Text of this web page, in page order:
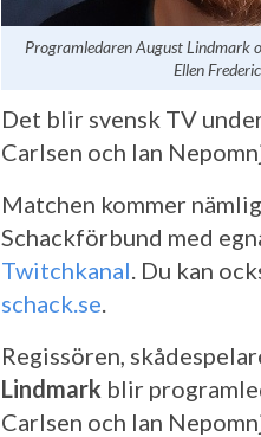
Programledaren August Lindmark
Ellen
Det blir svensk TV
Carlsen och Ian
Matchen kommer
Schackförbund med
Twitchkanal. Du kan
schack.se.
Regissören,
Lindmark blir
Carlsen och Ian